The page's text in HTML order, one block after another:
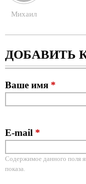
Михаил
ДОБАВИТЬ
Ваше имя *
E-mail *
Содержимое данного поля
показа.